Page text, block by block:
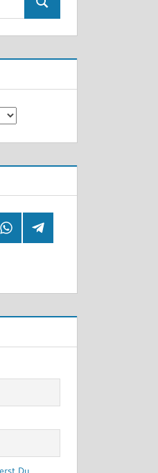
WhatsappTelegram